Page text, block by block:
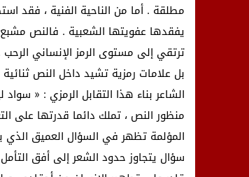
مطلقة . أما من الناحية الفنية ، فقد
يفقدها عفويتها الشعبية . فالنص مشبع
ترتقي إلى مستوى الرمز الإنساني
بل علامات رمزية تشيد داخل النص
الشاعر بناء هذا التقابل الرمزي : «
منظور النص ، تملك دائما قدرتها على
المؤلمة تظهر في السؤال العميق
سؤال يتجاوز حدود الشعر إلى أفق